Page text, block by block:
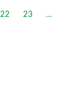
22 23
…